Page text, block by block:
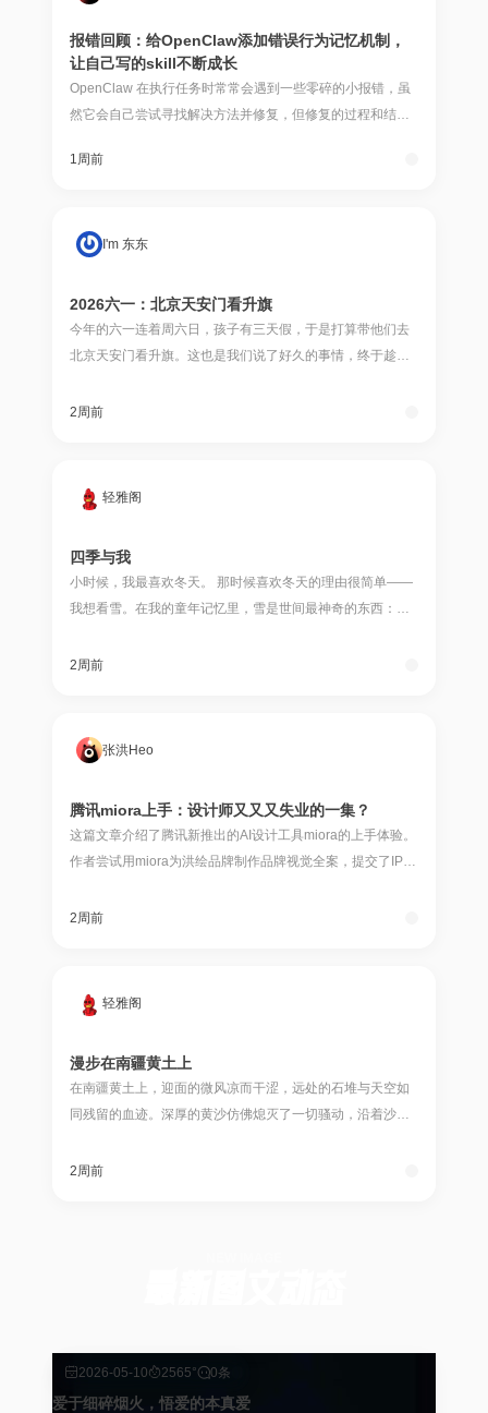
报错回顾：给OpenClaw添加错误行为记忆机制，
让自己写的skill不断成长
OpenClaw 在执行任务时常常会遇到一些零碎的小报错，虽
然它会自己尝试寻找解决方法并修复，但修复的过程和结论
遍。为了解决这个问题，我写了一个「报
1周前
I'm 东东
2026六一：北京天安门看升旗
今年的六一连着周六日，孩子有三天假，于是打算带他们去
北京天安门看升旗。这也是我们说了好久的事情，终于趁此
攻略、预约门票、订车票。初步确定的游玩点位
2周前
轻雅阁
四季与我
小时候，我最喜欢冬天。 那时候喜欢冬天的理由很简单——
我想看雪。在我的童年记忆里，雪是世间最神奇的东西：它
世界变成白色。我会穿着厚厚的棉衣，在雪地里
2周前
张洪Heo
腾讯miora上手：设计师又又又失业的一集？
这篇文章介绍了腾讯新推出的AI设计工具miora的上手体验。
作者尝试用miora为洪绘品牌制作品牌视觉全案，提交了IP角
慢，且生成结果完全没有遵
2周前
轻雅阁
漫步在南疆黄土上
在南疆黄土上，迎面的微风凉而干涩，远处的石堆与天空如
同残留的血迹。深厚的黄沙仿佛熄灭了一切骚动，沿着沙石
的灯光，深沉而寂寞的天空洒下令人眩晕的月光。
2周前
2026-05-10 2565° 0条
爱于细碎烟火，悟爱的本真爱